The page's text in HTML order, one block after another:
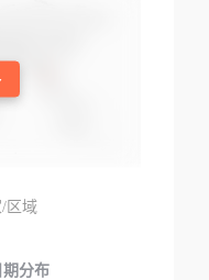
区域
期分布